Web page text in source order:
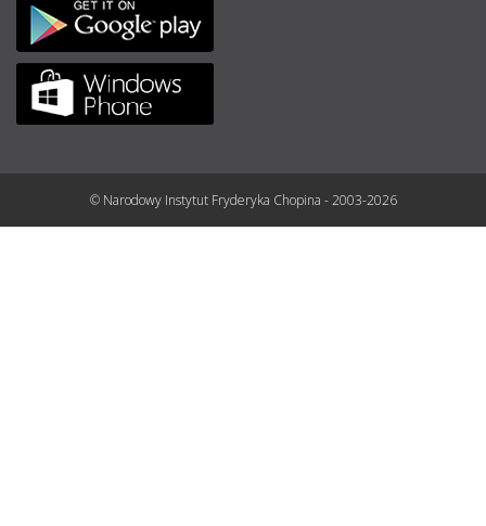
© Narodowy Instytut Fryderyka Chopina - 2003-2026